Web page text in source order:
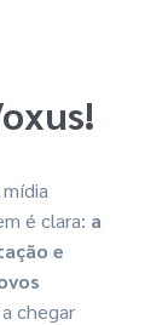
é clara: a
e
chegar